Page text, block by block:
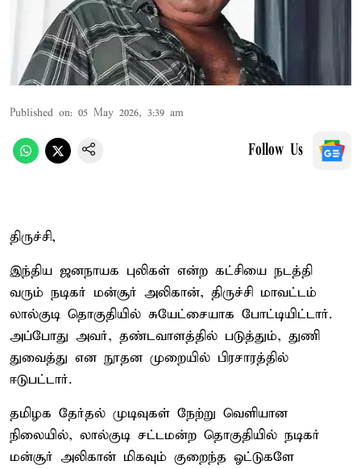
Published on: 05 May 2026, 3:39 am
Follow Us
திருச்சி,
இந்திய ஜனநாயக புலிகள் என்ற கட்சியை நடத்தி
வரும் நடிகர் மன்சூர் அலிகான், திருச்சி மாவட்டம்
லால்குடி தொகுதியில் சுயேட்சையாக போட்டியிட்டார்.
அப்போது அவர், தண்டவாளத்தில் படுத்தும், துணி
துவைத்து என நூதன முறையில் பிரசாரத்தில்
ஈடுபட்டார்.
தமிழக தேர்தல் முடிவுகள் நேற்று வெளியான
நிலையில், லால்குடி சட்டமன்ற தொகுதியில் நடிகர்
மன்சூர் அலிகான் மிகவும் குறைந்த ஓட்டுகளே